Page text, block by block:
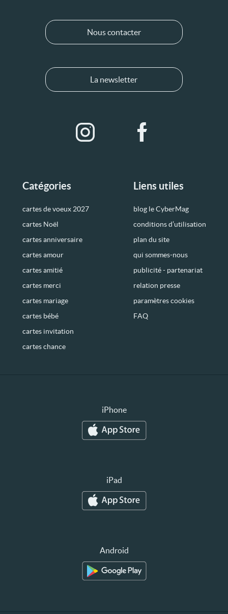
Catégories
cartes de voeux 2027
cartes Noël
cartes anniversaire
cartes amour
cartes amitié
cartes merci
cartes mariage
cartes bébé
cartes invitation
cartes chance
Liens utiles
blog le CyberMag
conditions d’utilisation
plan du site
qui sommes-nous
publicité - partenariat
relation presse
paramètres cookies
FAQ
Nous contacter
La newsletter
iPhone
iPad
Android